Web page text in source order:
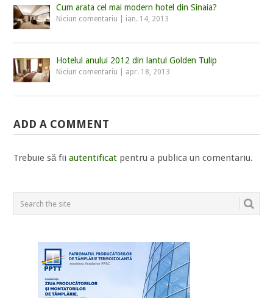
Cum arata cel mai modern hotel din Sinaia?
Niciun comentariu ian. 14, 2013
Hotelul anului 2012 din lantul Golden Tulip
Niciun comentariu apr. 18, 2013
ADD A COMMENT
Trebuie să fiiautentificat pentru a publica un comentariu.